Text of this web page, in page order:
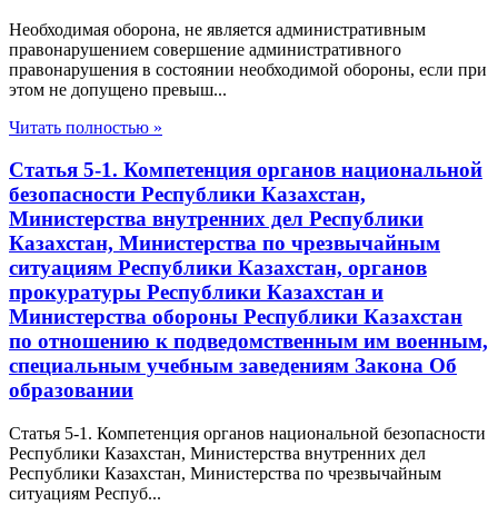
Необходимая оборона, не является административным
правонарушением совершение административного
правонарушения в состоянии необходимой обороны, если при
этом не допущено превыш...
Читать полностью »
Статья 5-1. Компетенция органов национальной
безопасности Республики Казахстан,
Министерства внутренних дел Республики
Казахстан, Министерства по чрезвычайным
ситуациям Республики Казахстан, органов
прокуратуры Республики Казахстан и
Министерства обороны Республики Казахстан
по отношению к подведомственным им военным,
специальным учебным заведениям Закона Об
образовании
Статья 5-1. Компетенция органов национальной безопасности
Республики Казахстан, Министерства внутренних дел
Республики Казахстан, Министерства по чрезвычайным
ситуациям Респуб...